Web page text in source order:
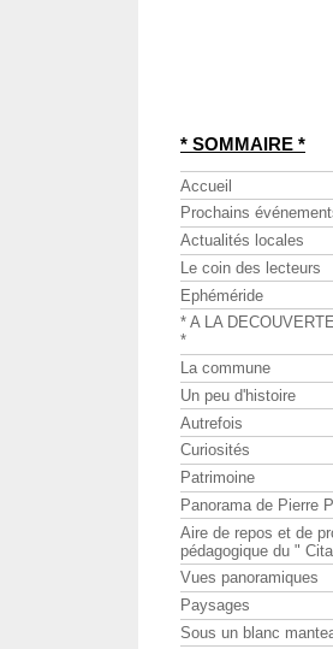
* SOMMAIRE *
Accueil
Prochains
Actualités locales
Le coin des lecteurs
Ephéméride
* A LA
*
La commune
Un peu d'histoire
Autrefois
Curiosités
Patrimoine
Panorama de Pierre
Aire de repos et de
pédagogique du "
Vues panoramiques
Paysages
Sous un blanc